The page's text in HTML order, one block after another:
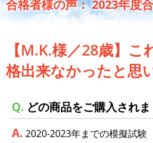
2023年度
【M.K.様／28歳】
格出来なかったと思
どの商品をご購入されま
2020-2023年までの模擬試